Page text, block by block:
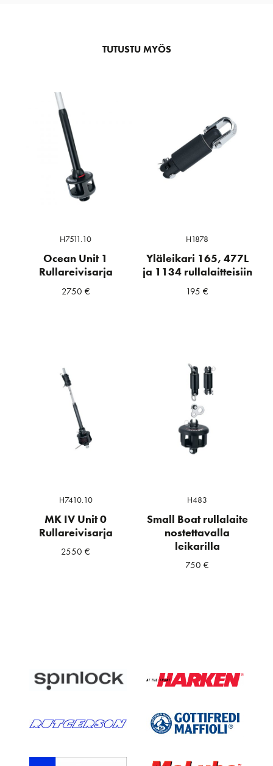
TUTUSTU MYÖS
H7511.10
Ocean Unit 1
Rullareivisarja
2750 €
H1878
Yläleikari 165, 477L
ja 1134 rullalaitteisiin
195€
H7410.10
MK IV Unit 0
Rullareivisarja
2550€
H483
Small Boat rullalaite
nostettavalla
leikarilla
750€